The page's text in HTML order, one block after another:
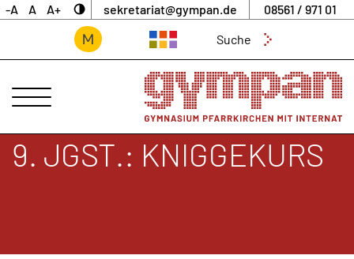
-A A A+ sekretariat@gympan.de
08561 / 971 01
nach:
ANSPRECHPARTNER
SCHULE
INTERNAT
9. JGST.: KNIGGEKURS